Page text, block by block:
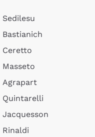
Sedilesu
Bastianich
Ceretto
Masseto
Agrapart
Quintarelli
Jacquesson
Rinaldi